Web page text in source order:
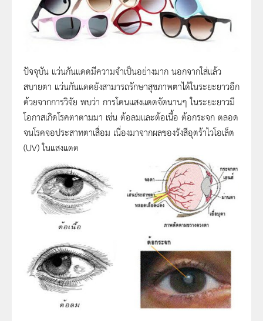
ปัจจุบัน แว่นกันแดดมีความจำเป็นอย่างมาก นอกจากใส่แล้ว
สบายตา แว่นกันแดดยังสามารถรักษาสุขภาพตาได้ในระยะยาวอีก
ด้วยจากการวิจัย พบว่า การโดนแสงแดดจัดนานๆ ในระยะยาวมี
โอกาสเกิดโรคตาตามมา เช่น ต้อลมและต้อเนื้อ ต้อกระจก ตลอด
จนโรคจอประสาทตาเสื่อม เนื่องมาจากผลของรังสีอุตร้าไวโอเล็ต
(UV) ในแสงแดด